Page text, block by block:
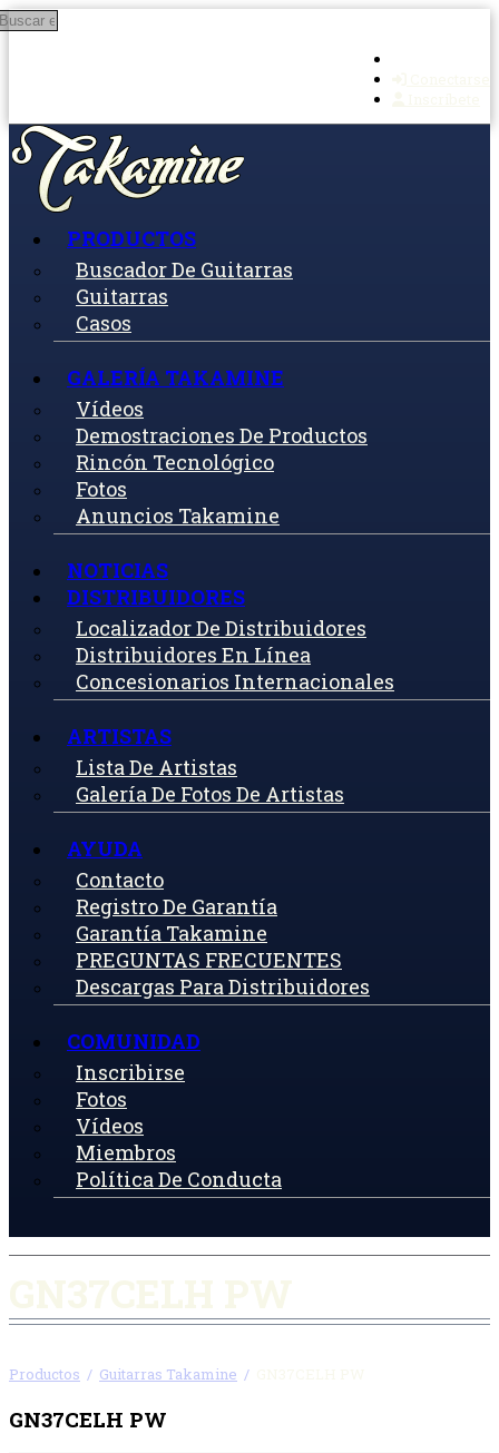
Ir al contenido principal
en
PRODUCTOS
Buscador De Guitarras
Guitarras
Casos
GALERÍA TAKAMINE
Vídeos
Demostraciones De Productos
Rincón Tecnológico
Fotos
Anuncios Takamine
NOTICIAS
DISTRIBUIDORES
Localizador De Distribuidores
Distribuidores En Línea
Concesionarios Internacionales
ARTISTAS
Lista De Artistas
Galería De Fotos De Artistas
AYUDA
Contacto
Registro De Garantía
Garantía Takamine
PREGUNTAS FRECUENTES
Descargas Para Distribuidores
COMUNIDAD
Inscribirse
Fotos
Vídeos
Miembros
Política De Conducta
Productos / Guitarras Takamine /
GN37CELH PW